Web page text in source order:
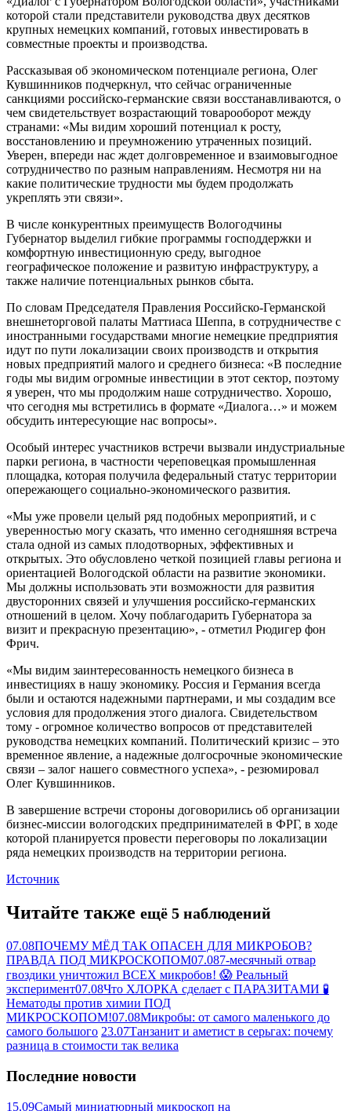
которой стали представители руководства двух десятков
крупных немецких компаний, готовых инвестировать в
совместные проекты и производства.
Рассказывая об экономическом потенциале региона, Олег
Кувшинников подчеркнул, что сейчас ограниченные
санкциями российско-германские связи восстанавливаются, о
чем свидетельствует возрастающий товарооборот между
странами: «Мы видим хороший потенциал к росту,
восстановлению и преумножению утраченных позиций.
Уверен, впереди нас ждет долговременное и взаимовыгодное
сотрудничество по разным направлениям. Несмотря ни на
какие политические трудности мы будем продолжать
укреплять эти связи».
В числе конкурентных преимуществ Вологодчины
Губернатор выделил гибкие программы господдержки и
комфортную инвестиционную среду, выгодное
географическое положение и развитую инфраструктуру, а
также наличие потенциальных рынков сбыта.
По словам Председателя Правления Российско-Германской
внешнеторговой палаты Маттиаса Шеппа, в сотрудничестве с
иностранными государствами многие немецкие предприятия
идут по пути локализации своих производств и открытия
новых предприятий малого и среднего бизнеса: «В последние
годы мы видим огромные инвестиции в этот сектор, поэтому
я уверен, что мы продолжим наше сотрудничество. Хорошо,
что сегодня мы встретились в формате «Диалога…» и можем
обсудить интересующие нас вопросы».
Особый интерес участников встречи вызвали индустриальные
парки региона, в частности череповецкая промышленная
площадка, которая получила федеральный статус территории
опережающего социально-экономического развития.
«Мы уже провели целый ряд подобных мероприятий, и с
уверенностью могу сказать, что именно сегодняшняя встреча
стала одной из самых плодотворных, эффективных и
открытых. Это обусловлено четкой позицией главы региона и
ориентацией Вологодской области на развитие экономики.
Мы должны использовать эти возможности для развития
двусторонних связей и улучшения российско-германских
отношений в целом. Хочу поблагодарить Губернатора за
визит и прекрасную презентацию», - отметил Рюдигер фон
Фрич.
«Мы видим заинтересованность немецкого бизнеса в
инвестициях в нашу экономику. Россия и Германия всегда
были и остаются надежными партнерами, и мы создадим все
условия для продолжения этого диалога. Свидетельством
тому - огромное количество вопросов от представителей
руководства немецких компаний. Политический кризис – это
временное явление, а надежные долгосрочные экономические
связи – залог нашего совместного успеха», - резюмировал
Олег Кувшинников.
В завершение встречи стороны договорились об организации
бизнес-миссии вологодских предпринимателей в ФРГ, в ходе
которой планируется провести переговоры по локализации
ряда немецких производств на территории региона.
Источник
Читайте также ещё 5 наблюдений
07.08ПОЧЕМУ МЁД ТАК ОПАСЕН ДЛЯ МИКРОБОВ?
ПРАВДА ПОД МИКРОСКОПОМ07.087-месячный отвар
гвоздики уничтожил ВСЕХ микробов! 😱 Реальный
эксперимент07.08Что ХЛОРКА сделает с ПАРАЗИТАМИ 🧪
Нематоды против химии ПОД
МИКРОСКОПОМ!07.08Микробы: от самого маленького до
самого большого 23.07Танзанит и аметист в серьгах: почему
разница в стоимости так велика
Последние новости
15.09Самый миниатюрный микроскоп на